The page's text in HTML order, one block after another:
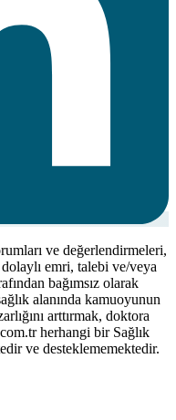
ve değerlendirmeleri,
emri, talebi ve/veya
bağımsız olarak
alanında kamuoyunun
arttırmak, doktora
herhangi bir Sağlık
ve desteklememektedir.